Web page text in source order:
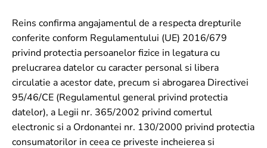
Reins confirma angajamentul de a respecta drepturile
conferite conform Regulamentului (UE) 2016/679
privind protectia persoanelor fizice in legatura cu
prelucrarea datelor cu caracter personal si libera
circulatie a acestor date, precum si abrogarea Directivei
95/46/CE (Regulamentul general privind protectia
datelor), a Legii nr. 365/2002 privind comertul
electronic si a Ordonantei nr. 130/2000 privind protectia
consumatorilor in ceea ce priveste incheierea si